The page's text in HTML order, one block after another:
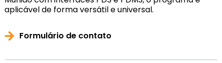
aplicável de forma versátil e universal.
Formulário de contato